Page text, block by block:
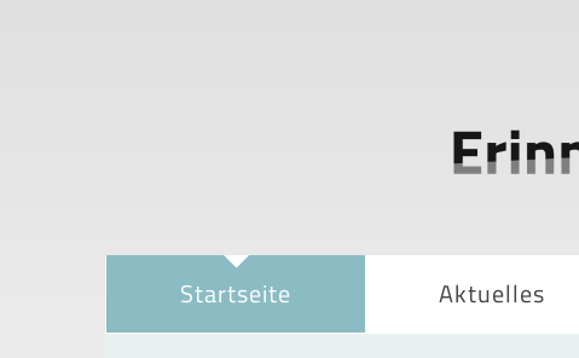
Startseite Aktuelles